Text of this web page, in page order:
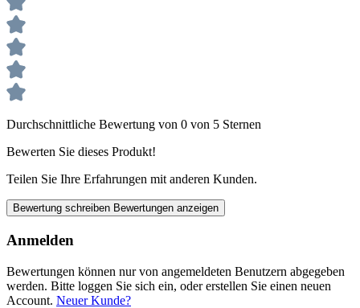
Durchschnittliche Bewertung von 0 von 5 Sternen
Bewerten Sie dieses Produkt!
Teilen Sie Ihre Erfahrungen mit anderen Kunden.
Bewertung schreiben Bewertungen anzeigen
Anmelden
Bewertungen können nur von angemeldeten Benutzern abgegeben
werden. Bitte loggen Sie sich ein, oder erstellen Sie einen neuen
Account. Neuer Kunde?